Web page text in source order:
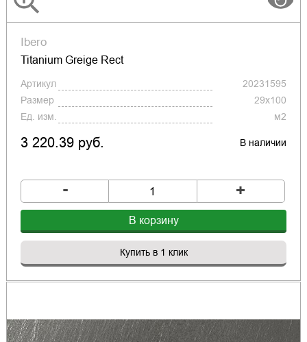
Ibero
Titanium Greige Rect
Артикул
20231595
Размер
29x100
Ед. изм.
м2
3 220.39 руб. В наличии
- +
В корзину
Купить в 1 клик